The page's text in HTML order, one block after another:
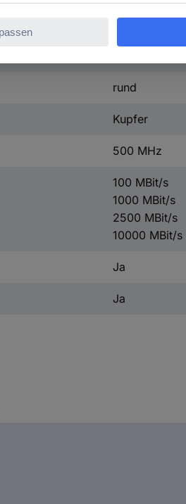
Netzwerk
rund
Kupfer
500 MHz
100 MBit/s
1000 MBit/s
2500 MBit/s
10000 MBit/s
Ja
Ja